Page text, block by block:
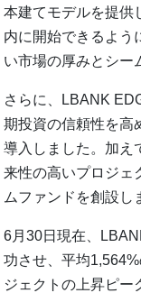
本建てモデルを提供
内に開始できるよう
い市場の厚みとシー
さらに、LBANK
期投資の信頼性を高
導入しました。加え
来性の高いプロジェ
ムファンドを創設し
6月30日現在、
功させ、平均
ジェクトの上昇ピー